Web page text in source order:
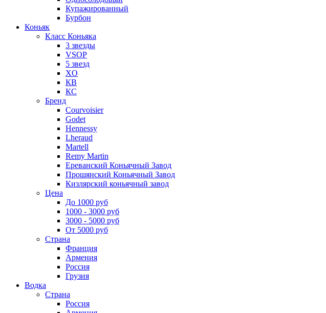
Купажированный
Бурбон
Коньяк
Класс Коньяка
3 звезды
VSOP
5 звезд
XO
КВ
КС
Бренд
Courvoisier
Godet
Hennessy
Lheraud
Martell
Remy Martin
Ереванский Коньячный Завод
Прошянский Коньячный Завод
Кизлярский коньячный завод
Цена
До 1000 руб
1000 - 3000 руб
3000 - 5000 руб
От 5000 руб
Страна
Франция
Армения
Россия
Грузия
Водка
Страна
Россия